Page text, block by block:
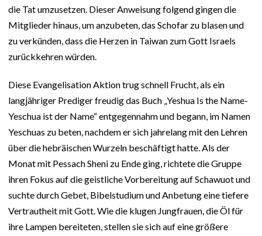
die Tat umzusetzen. Dieser Anweisung folgend gingen die
Mitglieder hinaus, um anzubeten, das Schofar zu blasen und
zu verkünden, dass die Herzen in Taiwan zum Gott Israels
zurückkehren würden.
Diese Evangelisation Aktion trug schnell Frucht, als ein
langjähriger Prediger freudig das Buch „Yeshua Is the Name-
Yeschua ist der Name“ entgegennahm und begann, im Namen
Yeschuas zu beten, nachdem er sich jahrelang mit den Lehren
über die hebräischen Wurzeln beschäftigt hatte. Als der
Monat mit Pessach Sheni zu Ende ging, richtete die Gruppe
ihren Fokus auf die geistliche Vorbereitung auf Schawuot und
suchte durch Gebet, Bibelstudium und Anbetung eine tiefere
Vertrautheit mit Gott. Wie die klugen Jungfrauen, die Öl für
ihre Lampen bereiteten, stellen sie sich auf eine größere